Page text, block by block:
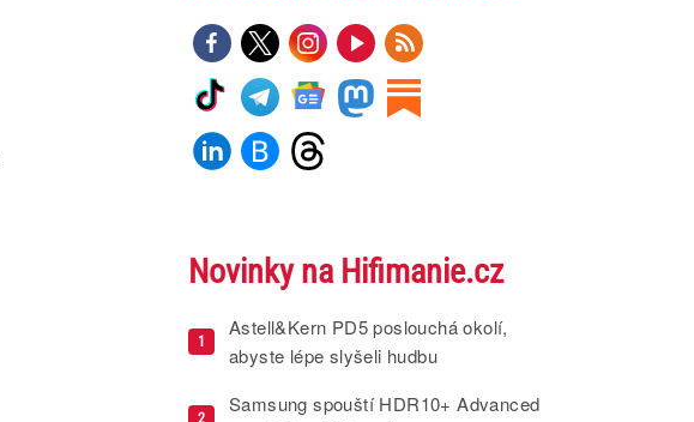
Novinky na Hifimanie.cz
1
Astell&Kern PD5 poslouchá okolí,
abyste lépe slyšeli hudbu
2
Samsung spouští HDR10+ Advanced